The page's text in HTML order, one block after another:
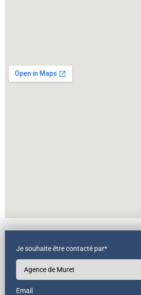
Je souhaite être contacté par*
Email